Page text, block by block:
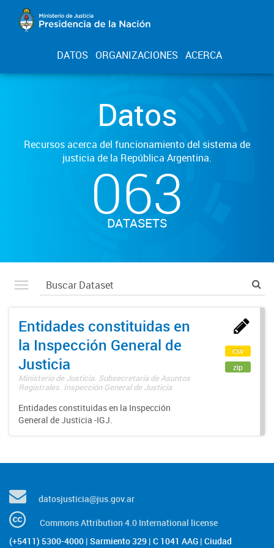
DATOS ORGANIZACIONES ACERCA
Datos
Recursos acerca del funcionamiento del sistema de
justicia de la República Argentina.
063
DATASETS
Entidades constituidas en
la Inspección General de
Justicia
Ministerio de Justicia. Subsecretaría de Asuntos
Registrales. Inspección General de Justicia
Entidades constituidas en la Inspección
General de Justicia -IGJ.
csv
zip
datosjusticia@jus.gov.ar
Commons Attribution 4.0 International license
(+5411) 5300-4000 | Sarmiento 329 | C 1041 AAG | Ciudad